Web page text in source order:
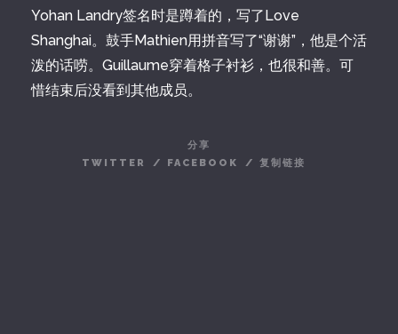
Yohan Landry签名时是蹲着的，写了Love
Shanghai。鼓手Mathien用拼音写了“谢谢”，他是个活
泼的话唠。Guillaume穿着格子衬衫，也很和善。可
惜结束后没看到其他成员。
分享
TWITTER
/ FACEBOOK / 复制链接